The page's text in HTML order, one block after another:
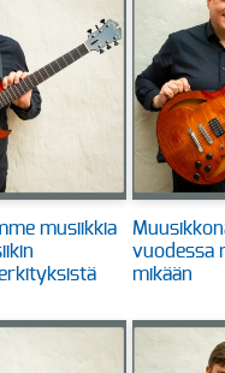
musiikkia
vuodessa
mikään